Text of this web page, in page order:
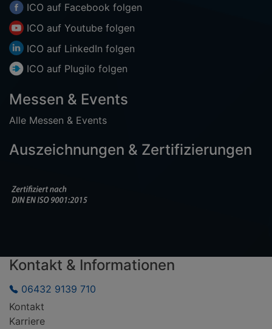
ICO auf Facebook folgen
ICO auf Youtube folgen
ICO auf LinkedIn folgen
ICO auf Plugilo folgen
Messen & Events
Alle Messen & Events
Auszeichnungen & Zertifizierungen
Kontakt & Informationen
06432 9139 710
Kontakt
Karriere